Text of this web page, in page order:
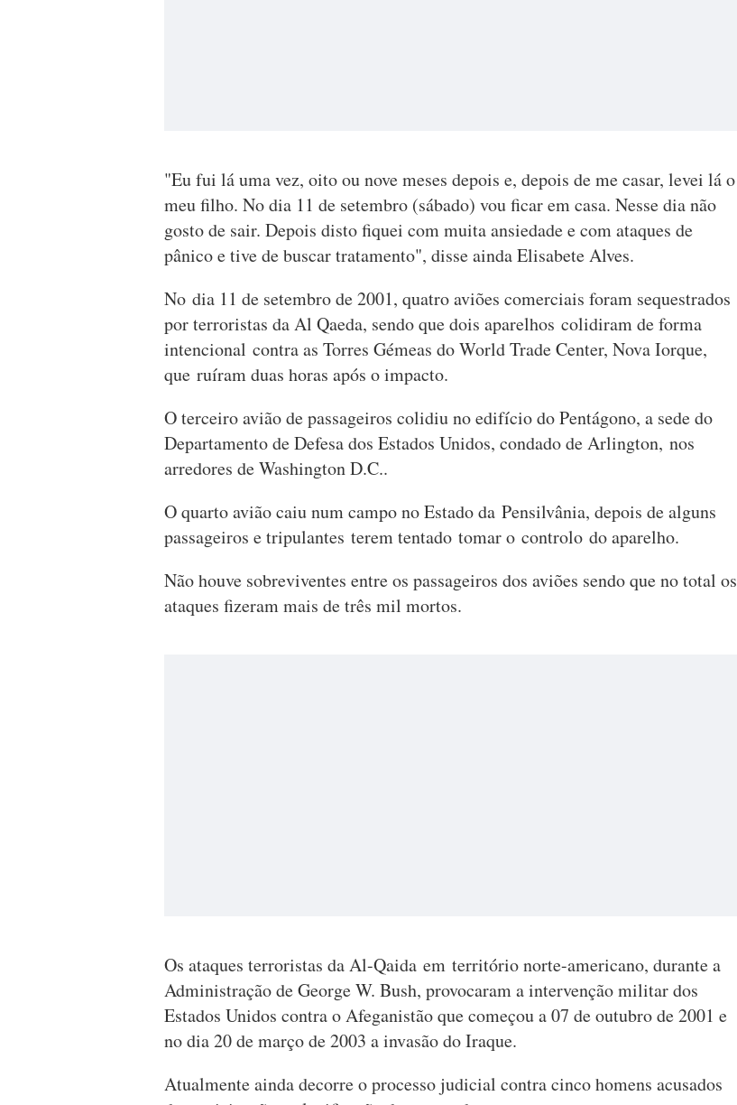
"Eu fui lá uma vez, oito ou nove meses depois e, depois de me casar, levei lá o
meu filho. No dia 11 de setembro (sábado) vou ficar em casa. Nesse dia não
gosto de sair. Depois disto fiquei com muita ansiedade e com ataques de
pânico e tive de buscar tratamento", disse ainda Elisabete Alves.
No dia 11 de setembro de 2001, quatro aviões comerciais foram sequestrados
por terroristas da Al Qaeda, sendo que dois aparelhos colidiram de forma
intencional contra as Torres Gémeas do World Trade Center, Nova Iorque,
que ruíram duas horas após o impacto.
O terceiro avião de passageiros colidiu no edifício do Pentágono, a sede do
Departamento de Defesa dos Estados Unidos, condado de Arlington, nos
arredores de Washington D.C..
O quarto avião caiu num campo no Estado da Pensilvânia, depois de alguns
passageiros e tripulantes terem tentado tomar o controlo do aparelho.
Não houve sobreviventes entre os passageiros dos aviões sendo que no total os
ataques fizeram mais de três mil mortos.
Os ataques terroristas da Al-Qaida em território norte-americano, durante a
Administração de George W. Bush, provocaram a intervenção militar dos
Estados Unidos contra o Afeganistão que começou a 07 de outubro de 2001 e
no dia 20 de março de 2003 a invasão do Iraque.
Atualmente ainda decorre o processo judicial contra cinco homens acusados